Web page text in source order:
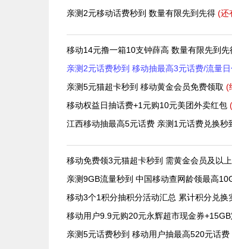
亲测2元移动话费秒到 数量有限先到先得 (还
移动14元撸一箱10支钟薛高 数量有限先到先
亲测2元话费秒到 移动抽最高3元话费/流量
亲测5元猫超卡秒到 移动黄金会员免费领取 (
移动权益日抽话费+1元购10元美团外卖红包
江西移动抽最高5元话费 亲测1元话费兑换秒
移动免费领3元猫超卡秒到 需黄金会员及以上
亲测9GB流量秒到 中国移动查网龄领最高
移动3个1积分抽积分活动汇总 累计积分兑换
移动用户9.9元购20元永辉超市现金券
亲测5元话费秒到 移动用户抽最高520元话费